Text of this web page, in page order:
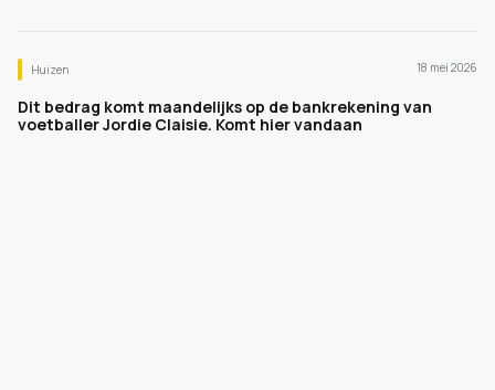
Huizen 18 mei 2026
Dit bedrag komt maandelijks op de bankrekening van
voetballer Jordie Claisie. Komt hier vandaan